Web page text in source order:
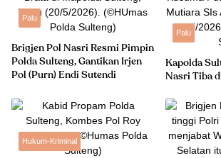
Palu
Brigjen Pol Nasri Resmi Pimpin
Polda Sulteng, Gantikan Irjen
Pol (Purn) Endi Sutendi
Palu
Kapolda
Nasri Tiba
Hukum-Kriminal